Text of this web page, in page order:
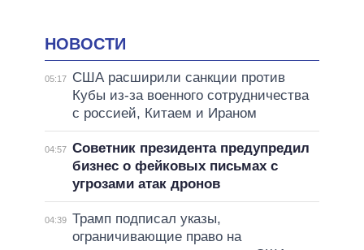
НОВОСТИ
05:17
США расширили санкции против
Кубы из-за военного сотрудничества
с россией, Китаем и Ираном
04:57 Советник президента предупредил
бизнес о фейковых письмах с
угрозами атак дронов
04:39 Трамп подписал указы,
ограничивающие право на